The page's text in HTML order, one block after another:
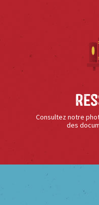
Consultez notre
des